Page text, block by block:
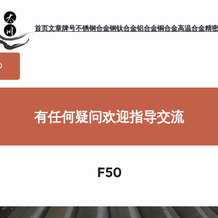
首页文章牌号不锈钢合金钢钛合金铝合金铜合金高温合金精
有任何疑问欢迎指导交流
F50